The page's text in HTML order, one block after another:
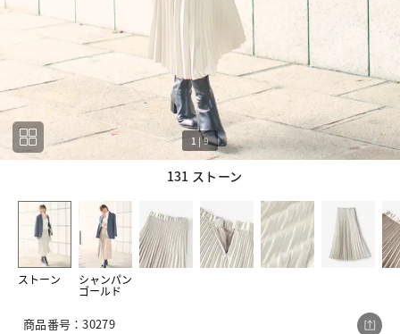
131 ストーン
1 |9
ストーン シャンパン
ゴールド
9
商品番号：30279